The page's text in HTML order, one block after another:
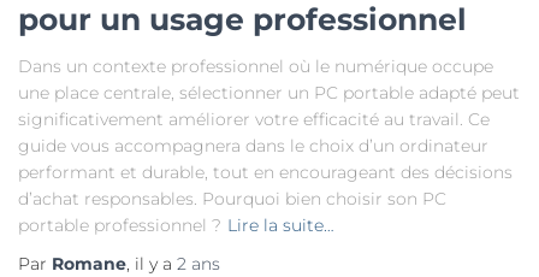
pour un usage professionnel
Dans un contexte professionnel où le numérique occupe
une place centrale, sélectionner un PC portable adapté peut
significativement améliorer votre efficacité au travail. Ce
guide vous accompagnera dans le choix d’un ordinateur
performant et durable, tout en encourageant des décisions
d’achat responsables. Pourquoi bien choisir son PC
portable professionnel ? Lire la suite…
Par Romane, il y a 2 ans